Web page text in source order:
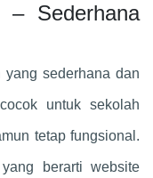
– Sederhana
sederhana dan
untuk sekolah
tetap fungsional.
berarti website